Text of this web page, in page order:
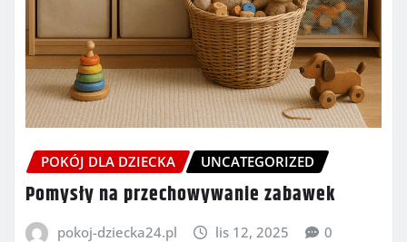
POKÓJ DLA DZIECKA UNCATEGORIZED
Pomysły na przechowywanie zabawek
pokoj-dziecka24.pl lis 12, 2025 0